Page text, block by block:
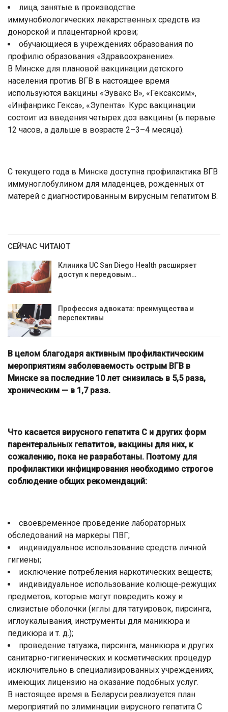
лица, занятые в производстве
иммунобиологических лекарственных средств из
донорской и плацентарной крови;
обучающиеся в учреждениях образования по
профилю образования «Здравоохранение».
В Минске для плановой вакцинации детского
населения против ВГВ в настоящее время
используются вакцины «Эувакс В», «Гексаксим»,
«Инфанрикс Гекса», «Эупента». Курс вакцинации
состоит из введения четырех доз вакцины (в первые
12 часов, а дальше в возрасте 2–3–4 месяца).
С текущего года в Минске доступна профилактика ВГВ
иммуноглобулином для младенцев, рожденных от
матерей с диагностированным вирусным гепатитом В.
СЕЙЧАС ЧИТАЮТ
Клиника UC San Diego Health расширяет
доступ к передовым…
Профессия адвоката: преимущества и
перспективы
В целом благодаря активным профилактическим
мероприятиям заболеваемость острым ВГВ в
Минске за последние 10 лет снизилась в 5,5 раза,
хроническим — в 1,7 раза.
Что касается вирусного гепатита С и других форм
парентеральных гепатитов, вакцины для них, к
сожалению, пока не разработаны. Поэтому для
профилактики инфицирования необходимо строгое
соблюдение общих рекомендаций:
своевременное проведение лабораторных
обследований на маркеры ПВГ;
индивидуальное использование средств личной
гигиены;
исключение потребления наркотических веществ;
индивидуальное использование колюще-режущих
предметов, которые могут повредить кожу и
слизистые оболочки (иглы для татуировок, пирсинга,
иглоукалывания, инструменты для маникюра и
педикюра и т. д.);
проведение татуажа, пирсинга, маникюра и других
санитарно-гигиенических и косметических процедур
исключительно в специализированных учреждениях,
имеющих лицензию на оказание подобных услуг.
В настоящее время в Беларуси реализуется план
мероприятий по элиминации вирусного гепатита С